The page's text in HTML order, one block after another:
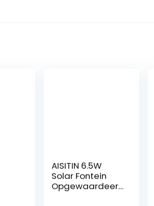
AISITIN 6.5W
Solar Fontein
Opgewaardeer